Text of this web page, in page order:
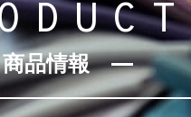
商品情報